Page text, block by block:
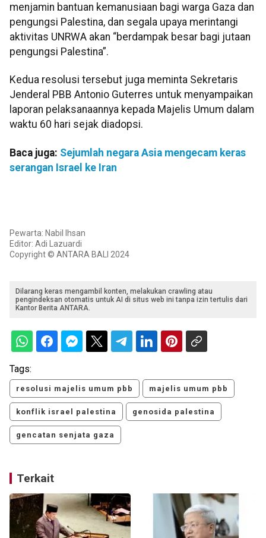
menjamin bantuan kemanusiaan bagi warga Gaza dan
pengungsi Palestina, dan segala upaya merintangi
aktivitas UNRWA akan “berdampak besar bagi jutaan
pengungsi Palestina”.
Kedua resolusi tersebut juga meminta Sekretaris
Jenderal PBB Antonio Guterres untuk menyampaikan
laporan pelaksanaannya kepada Majelis Umum dalam
waktu 60 hari sejak diadopsi.
Baca juga: Sejumlah negara Asia mengecam keras
serangan Israel ke Iran
Pewarta: Nabil Ihsan
Editor: Adi Lazuardi
Copyright © ANTARA BALI 2024
Dilarang keras mengambil konten, melakukan crawling atau
pengindeksan otomatis untuk AI di situs web ini tanpa izin tertulis dari
Kantor Berita ANTARA.
Tags:
resolusi majelis umum pbb majelis umum pbb
konflik israel palestina genosida palestina
gencatan senjata gaza
Terkait